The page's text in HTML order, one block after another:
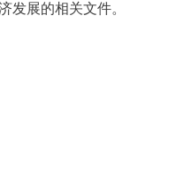
展的相关文件。